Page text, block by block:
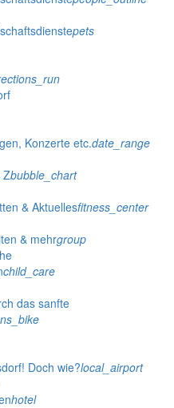
pets
Konzerte etc.date_range
Zbubble_chart
& Aktuellesfitness_center
& mehrgroup
child_care
das sanfte
Doch wie?local_airport
hotel